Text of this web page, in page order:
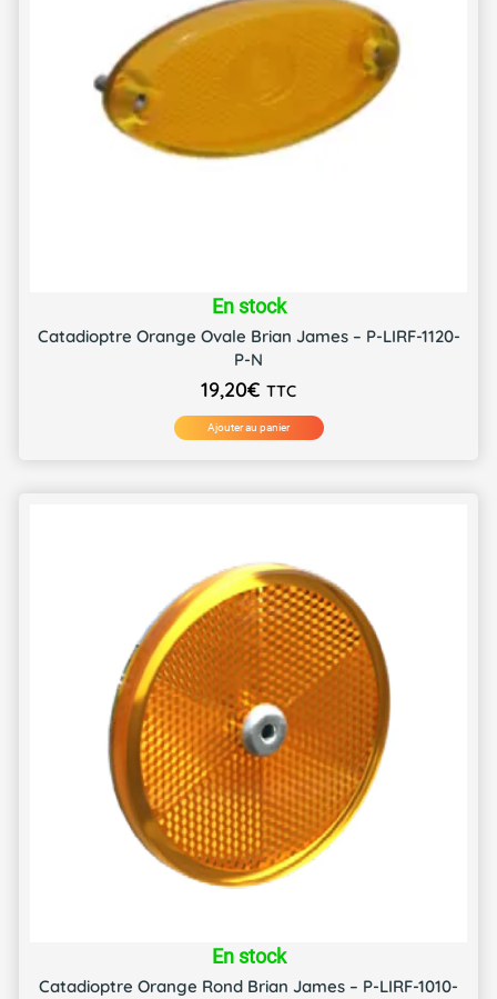
En stock
Catadioptre Orange Ovale Brian James – P-LIRF-1120-
P-N
19,20€ TTC
Ajouter au panier
En stock
Catadioptre Orange Rond Brian James – P-LIRF-1010-